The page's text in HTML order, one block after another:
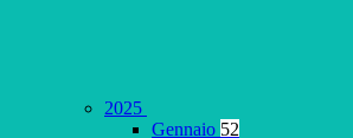
2025
Gennaio 52